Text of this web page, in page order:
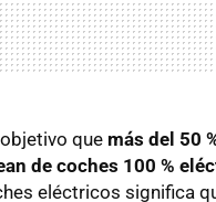
que más del 50
de coches 100 %
eléctricos significa